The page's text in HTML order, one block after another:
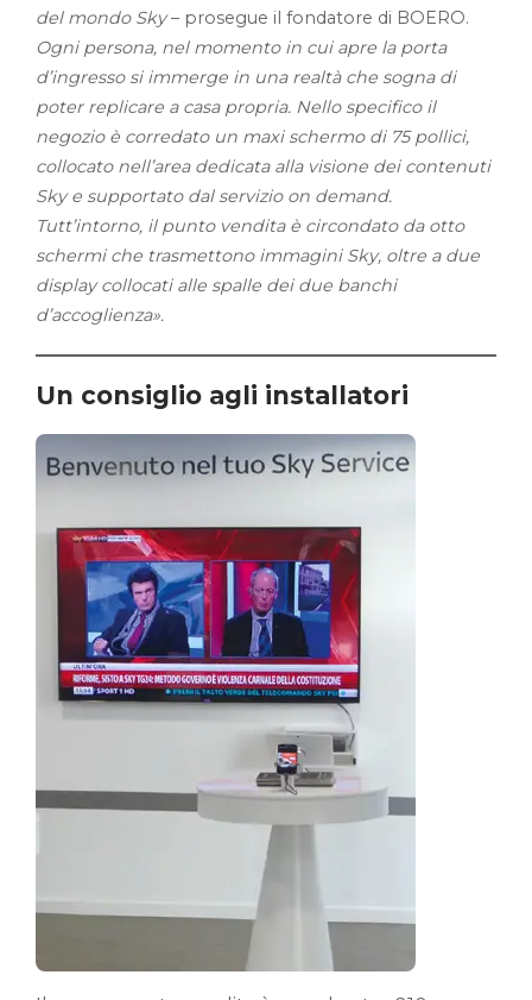
del mondo Sky– prosegue il fondatore di BOERO.
Ogni persona, nel momento in cui apre la porta
d’ingresso si immerge in una realtà che sogna di
poter replicare a casa propria. Nello specifico il
negozio è corredato un maxi schermo di 75 pollici,
collocato nell’area dedicata alla visione dei contenuti
Sky e supportato dal servizio on demand.
Tutt’intorno, il punto vendita è circondato da otto
schermi che trasmettono immagini Sky, oltre a due
display collocati alle spalle dei due banchi
d’accoglienza».
Un consiglio agli installatori